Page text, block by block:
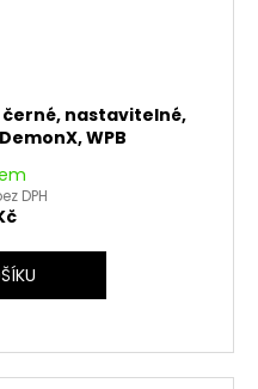
černé, nastavitelné,
WPB
DPH